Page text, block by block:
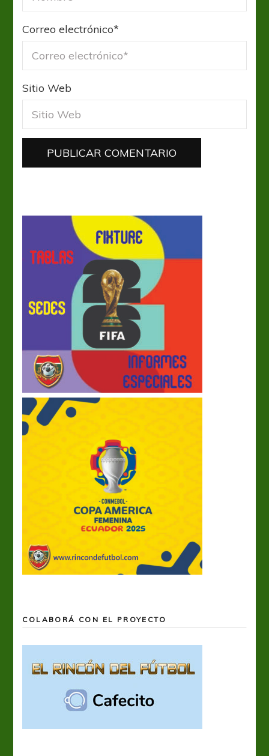
Correo electrónico*
Sitio Web
COLABORÁ CON EL PROYECTO